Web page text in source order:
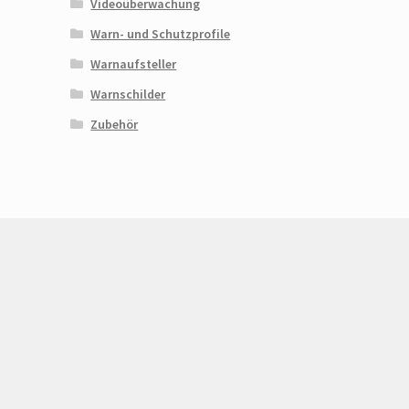
Videoüberwachung
Warn- und Schutzprofile
Warnaufsteller
Warnschilder
Zubehör